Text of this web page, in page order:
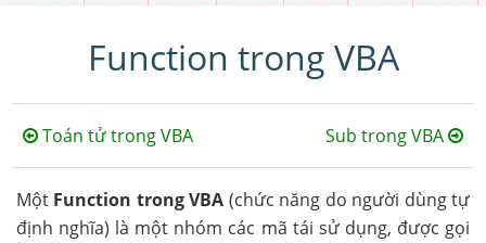
Function trong VBA
Toán tử trong VBA Sub trong VBA
Một Function trong VBA (chức năng do người dùng tự
định nghĩa) là một nhóm các mã tái sử dụng, được gọi